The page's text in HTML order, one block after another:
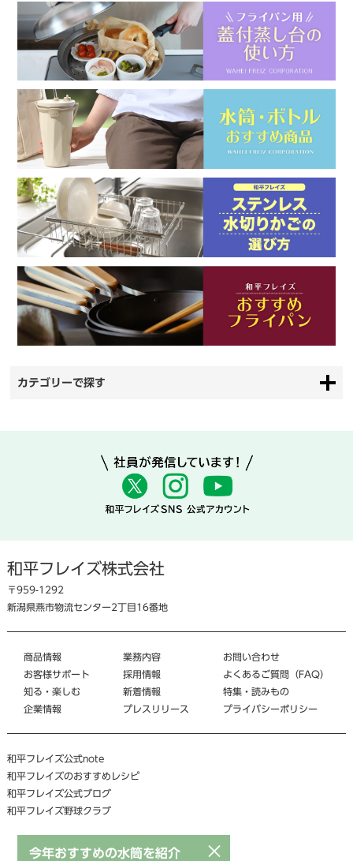
カテゴリーで探す
和平フレイズ株式会社
〒959-1292
新潟県燕市物流センター2丁目16番地
商品情報
お客様サポート
知る・楽しむ
企業情報
業務内容
採用情報
新着情報
プレスリリース
お問い合わせ
よくあるご質問（FAQ）
特集・読みもの
プライバシーポリシー
和平フレイズ公式note
和平フレイズのおすすめレシピ
和平フレイズ公式ブログ
和平フレイズ野球クラブ
×
今年おすすめの水筒を紹介